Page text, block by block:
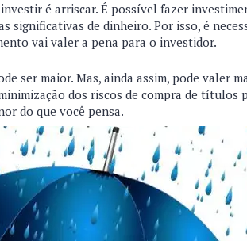
é arriscar. É possível fazer
significativas de dinheiro. Por isso, é
vai valer a pena para o investidor.
ser maior. Mas, ainda assim, pode valer
dos riscos de compra de títulos
do que você pensa.